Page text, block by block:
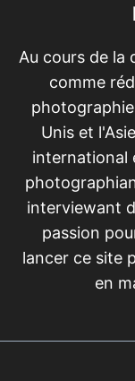
Au cours de la
comme
Unis et
international
interviewant
passion
lancer ce site
en